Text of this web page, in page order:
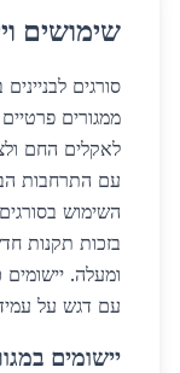
שימושים
סורגים
ממגורים
בזכות תקנות
ומעלה.
עם דגש על
יישומים